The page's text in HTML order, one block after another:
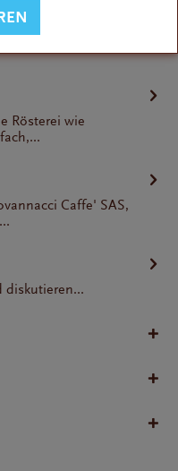
Rösterei wie
Caffe' SAS,
diskutieren...